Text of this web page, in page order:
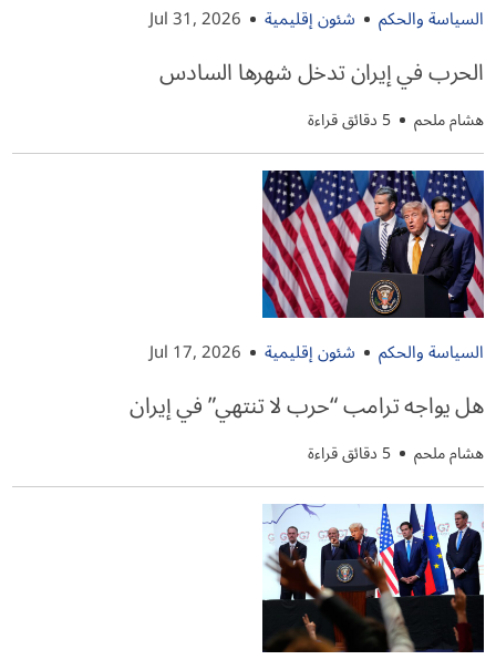
السياسة والحكم شئون إقليمية Jul 31, 2026
الحرب في إيران تدخل شهرها السادس
هشام ملحم 5 دقائق قراءة
السياسة والحكم شئون إقليمية Jul 17, 2026
هل يواجه ترامب “حرب لا تنتهي” في إيران
هشام ملحم 5 دقائق قراءة